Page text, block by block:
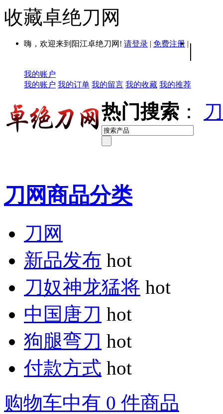
收藏卓绝刀网
嗨，欢迎来到阳江卓绝刀网! 请登录 | 免费注册 | |
我的账户
我的账户 我的订单 我的留言 我的收藏 我的推荐
热门搜索 ：
刀网商品分类
刀网
新品发布 hot
刀奴神龙猛将 hot
中国唐刀 hot
狗腿弯刀 hot
付款方式 hot
购物车中有 0 件商品